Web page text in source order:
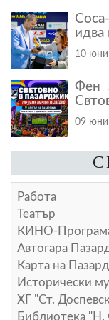
идва
10
Фен
09
Работа
Театър
КИНО-
Автогара
Карта на
Исторически
ХГ "Ст.
Библиотека